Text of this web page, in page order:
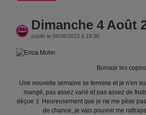
Dimanche 4 Août
publié le 04/08/2013 à 19:30
Bonsoir les
Une nouvelle semaine se termine et je n'en
mangé, pas assez varié et pas assez de
déçue :( Heureusement que je ne me pèse
de chance, je vais pouvoir me